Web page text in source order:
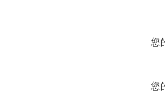
您
您